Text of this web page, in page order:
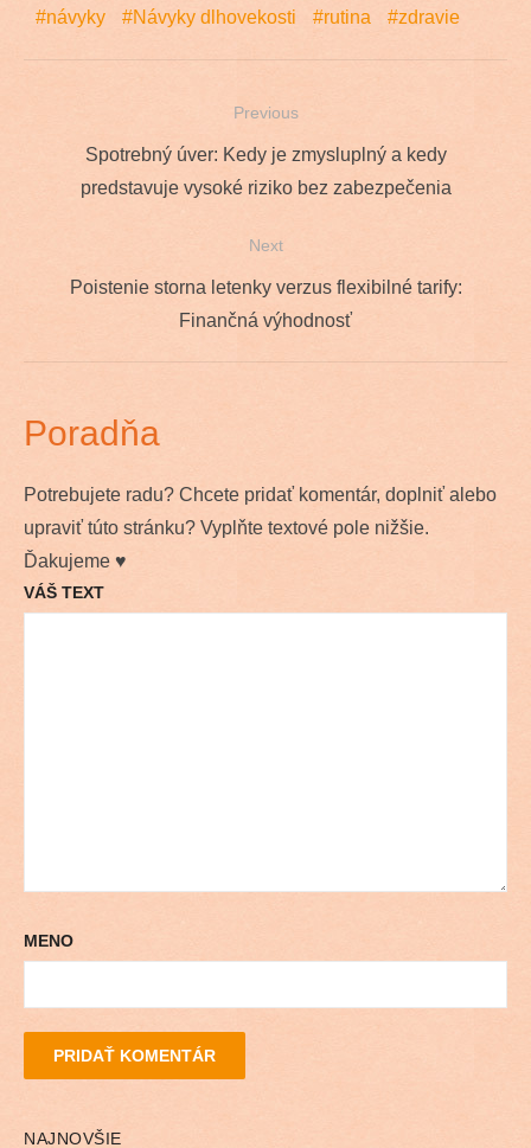
návyky
Návyky dlhovekosti rutina zdravie
Navigácia
Previous
PreviousSpotrebný úver: Kedy je zmysluplný a kedy
predstavuje vysoké riziko bez zabezpečenia
Next
NextPoistenie storna letenky verzus flexibilné tarify:
Finančná výhodnosť
Poradňa
Potrebujete radu? Chcete pridať komentár, doplniť alebo
upraviť túto stránku? Vyplňte textové pole nižšie.
Ďakujeme ♥
VÁŠ TEXT
MENO
NAJNOVŠIE